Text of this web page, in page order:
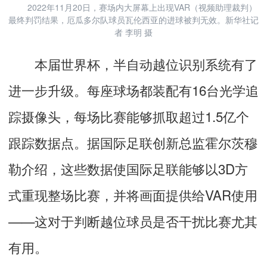
2022年11月20日，赛场内大屏幕上出现VAR（视频助理裁判）
最终判罚结果，厄瓜多尔队球员瓦伦西亚的进球被判无效。新华社记
者 李明 摄
本届世界杯，半自动越位识别系统有了
进一步升级。每座球场都装配有16台光学追
踪摄像头，每场比赛能够抓取超过1.5亿个
跟踪数据点。据国际足联创新总监霍尔茨穆
勒介绍，这些数据使国际足联能够以3D方
式重现整场比赛，并将画面提供给VAR使用
——这对于判断越位球员是否干扰比赛尤其
有用。